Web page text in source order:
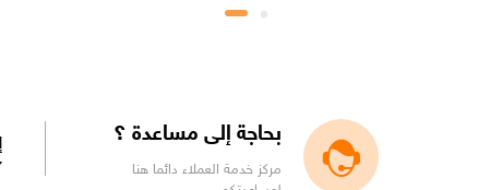
بحاجة إلى مساعدة ؟
مركز خدمة العملاء دائما هنا